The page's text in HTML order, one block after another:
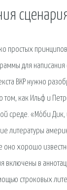
простых
для написания
ВКР нужно
том, как Ильф и
среде. «Мо́би
литературы
хорошо
включены в
строковых